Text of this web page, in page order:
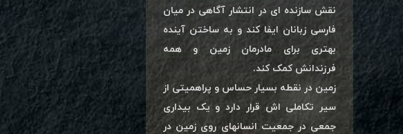
نقش سازنده ای در انتشار آگاهی در میان
فارسی زبانان ایفا کند و به ساختن آینده
بهتری برای مادرمان زمین و همه
فرزندانش کمک کند.
زمین در نقطه بسیار حساس و پراهمیتی از
سیر تکاملی اش قرار دارد و یک بیداری
جمعی در جمعیت انسانهای روی زمین در